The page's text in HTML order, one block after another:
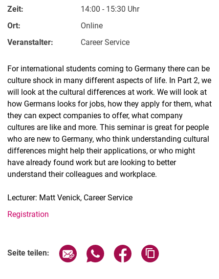
Zeit:
14:00 - 15:30 Uhr
Ort:
Online
Veranstalter:
Career Service
For international students coming to Germany there can be
culture shock in many different aspects of life. In Part 2, we
will look at the cultural differences at work. We will look at
how Germans looks for jobs, how they apply for them, what
they can expect companies to offer, what company
cultures are like and more. This seminar is great for people
who are new to Germany, who think understanding cultural
differences might help their applications, or who might
have already found work but are looking to better
understand their colleagues and workplace.
Lecturer: Matt Venick, Career Service
Registration
Seite teilen: Seite über E-Mail teilen
Seite über WhatsApp teilen
Seite über Facebook